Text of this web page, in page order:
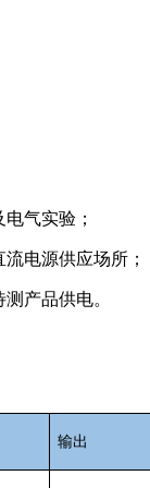
气实验；
电源供应场所；
产品供电。
输出